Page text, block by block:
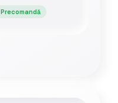
Precomandă